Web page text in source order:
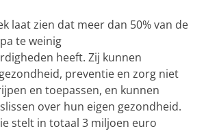
laat zien dat meer dan 50% van de
te weinig
heeft. Zij kunnen
preventie en zorg niet
en toepassen, en kunnen
over hun eigen gezondheid.
stelt in totaal 3 miljoen euro